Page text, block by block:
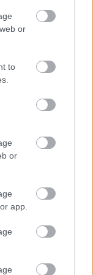
or
to
or
app.
. Pracujemy
bezpośrednich
tabelę TauronLiga
danych meczowych,
ligowych. Na
wywiady, a także
Twojej ulubionej
przejdź do sekcji
Stal Mielec